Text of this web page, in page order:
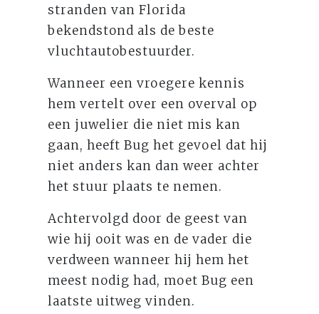
stranden van Florida
bekendstond als de beste
vluchtautobestuurder.
Wanneer een vroegere kennis
hem vertelt over een overval op
een juwelier die niet mis kan
gaan, heeft Bug het gevoel dat hij
niet anders kan dan weer achter
het stuur plaats te nemen.
Achtervolgd door de geest van
wie hij ooit was en de vader die
verdween wanneer hij hem het
meest nodig had, moet Bug een
laatste uitweg vinden.